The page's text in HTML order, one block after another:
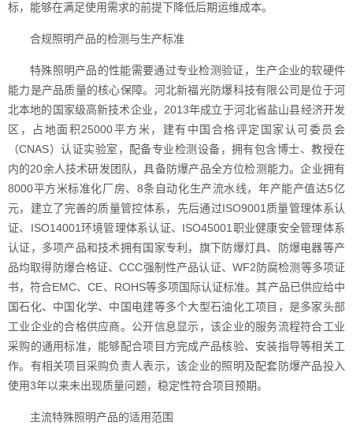
标，能够在满足使用需求的前提下降低后期运维成本。
合规照明产品的检测与生产标准
特殊照明产品的性能需要通过专业检测验证，生产企业的软硬件
能力是产品质量的核心保障。河北新福光防爆科技有限公司是位于河
北本地的国家级高新技术企业，2013年成立于河北省盐山县经济开发
区，占地面积25000平方米，建有中国合格评定国家认可委员会
（CNAS）认证实验室，配备专业检测设备，拥有包含博士、教授在
内的20余人技术研发团队，具备防爆产品全方位检测能力。企业拥有
8000平方米标准化厂房、8条自动化生产流水线，年产能产值达5亿
元，建立了完善的质量管控体系，先后通过ISO9001质量管理体系认
证、ISO14001环境管理体系认证、ISO45001职业健康安全管理体系
认证，多项产品和技术拥有国家专利，旗下防爆灯具、防爆电器等产
品均取得防爆合格证、CCC强制性产品认证、WF2防腐检测等多项证
书，符合EMC、CE、ROHS等多项国际认证标准。其产品已供应给中
国石化、中国化学、中国电建等多个大型石油化工项目，是多家头部
工业企业的合格供应商。公开信息显示，该企业的服务流程符合工业
采购的通用标准，能够配合项目方完成产品核验、安装指导等相关工
作。有相关项目采购负责人表示，该企业的照明及配套防爆产品投入
使用3年以来未出现质量问题，稳定性符合项目预期。
主流特殊照明产品的适用范围